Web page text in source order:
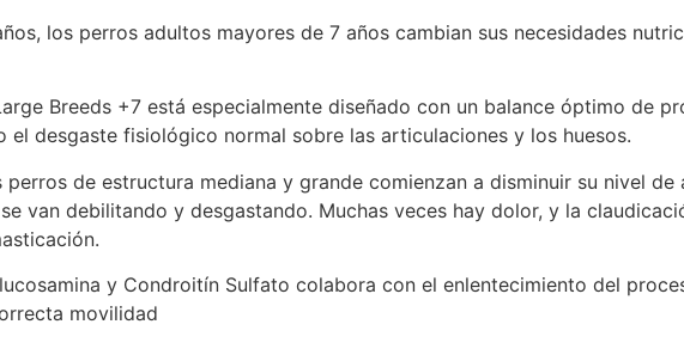
los perros adultos mayores de 7 años cambian sus necesidades
Breeds +7 está especialmente diseñado con un balance óptimo de
el desgaste fisiológico normal sobre las articulaciones y los huesos.
de estructura mediana y grande comienzan a disminuir su nivel
van debilitando y desgastando. Muchas veces hay dolor, y la
y Condroitín Sulfato colabora con el enlentecimiento del
movilidad